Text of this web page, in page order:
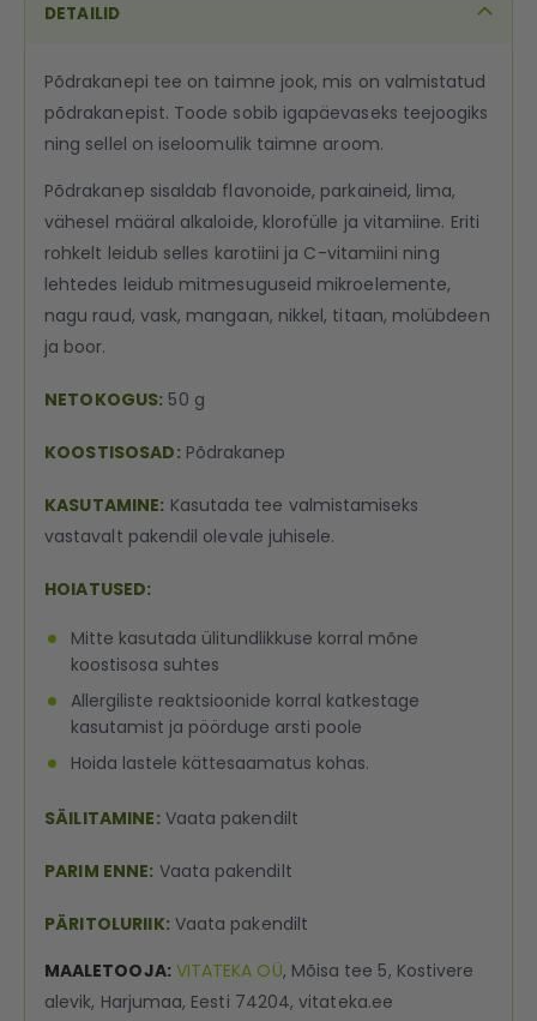
DETAILID
Põdrakanepi tee on taimne jook, mis on valmistatud
põdrakanepist. Toode sobib igapäevaseks teejoogiks
ning sellel on iseloomulik taimne aroom.
Põdrakanep sisaldab flavonoide, parkaineid, lima,
vähesel määral alkaloide, klorofülle ja vitamiine. Eriti
rohkelt leidub selles karotiini ja C-vitamiini ning
lehtedes leidub mitmesuguseid mikroelemente,
nagu raud, vask, mangaan, nikkel, titaan, molübdeen
ja boor.
NETOKOGUS: 50 g
KOOSTISOSAD:Põdrakanep
KASUTAMINE: Kasutada tee valmistamiseks
vastavalt pakendil olevale juhisele.
HOIATUSED:
Mitte kasutada ülitundlikkuse korral mõne
koostisosa suhtes
Allergiliste reaktsioonide korral katkestage
kasutamist ja pöörduge arsti poole
Hoida lastele kättesaamatus kohas.
SÄILITAMINE:Vaata pakendilt
PARIM ENNE: Vaata pakendilt
PÄRITOLURIIK:Vaata pakendilt
MAALETOOJA: VITATEKA OÜ, Mõisa tee 5, Kostivere
alevik, Harjumaa, Eesti 74204, vitateka.ee